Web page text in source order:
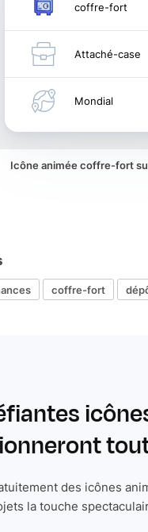
coffre-fort
Attaché-case
Mondial
Icône animée coffre-fort
coffre-fort
des icônes
la touche